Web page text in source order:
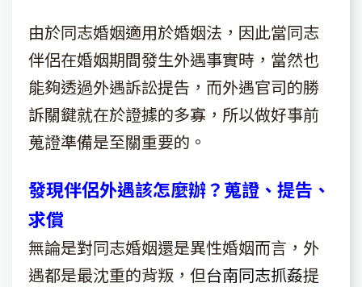
由於同志婚姻適用於婚姻法，因此當同志
伴侶在婚姻期間發生外遇事實時，當然也
能夠透過外遇訴訟提告，而外遇官司的勝
訴關鍵就在於證據的多寡，所以做好事前
蒐證準備是至關重要的。
發現伴侶外遇該怎麼辦？蒐證、提告、
求償
無論是對同志婚姻還是異性婚姻而言，外
遇都是最沈重的背叛，但台南同志抓姦提